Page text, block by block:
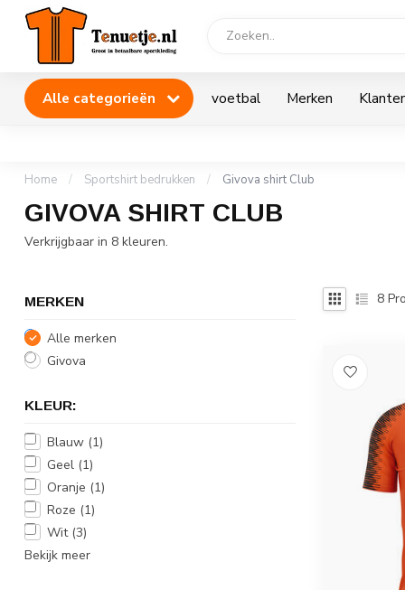
Alle categorieën voetbal Merken
Home / Sportshirt bedrukken / Givova shirt Club
GIVOVA SHIRT CLUB
Verkrijgbaar in 8 kleuren.
MERKEN
Alle merken
Givova
KLEUR:
Blauw (1)
Geel (1)
Oranje (1)
Roze (1)
Wit (3)
Bekijk meer
8